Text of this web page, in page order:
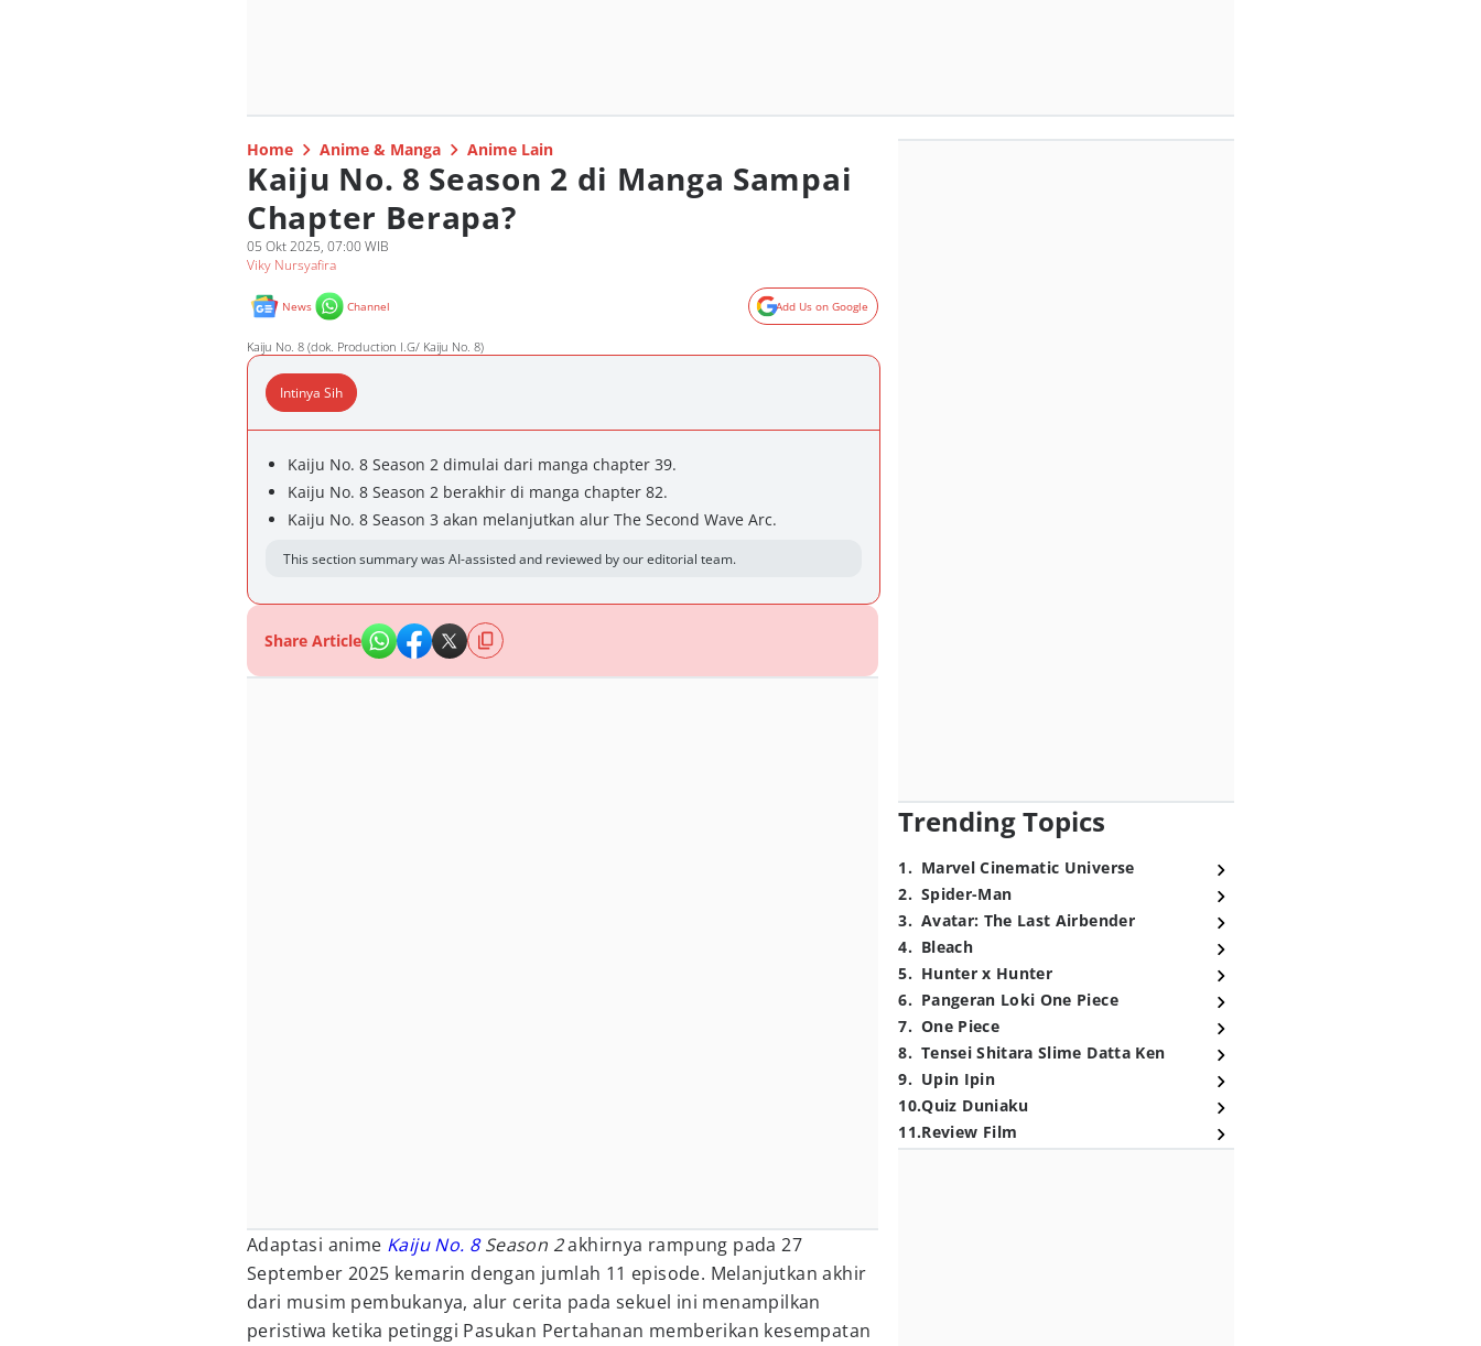
Home Anime & Manga Anime Lain
Kaiju No. 8 Season 2 di Manga Sampai
Chapter Berapa?
05 Okt 2025, 07:00 WIB
Viky Nursyafira
News Channel Add Us on Google
Kaiju No. 8 (dok. Production I.G/ Kaiju No. 8)
Intinya Sih
Kaiju No. 8 Season 2 dimulai dari manga chapter 39.
Kaiju No. 8 Season 2 berakhir di manga chapter 82.
Kaiju No. 8 Season 3 akan melanjutkan alur The Second Wave Arc.
This section summary was AI-assisted and reviewed by our editorial team.
Share Article
Adaptasi anime Kaiju No. 8Season 2akhirnya rampung pada 27
September 2025 kemarin dengan jumlah 11 episode. Melanjutkan akhir
dari musim pembukanya, alur cerita pada sekuel ini menampilkan
peristiwa ketika petinggi Pasukan Pertahanan memberikan kesempatan
Trending Topics
1. Marvel Cinematic Universe
2. Spider-Man
3. Avatar: The Last Airbender
4. Bleach
5. Hunter x Hunter
6. Pangeran Loki One Piece
7. One Piece
8. Tensei Shitara Slime Datta Ken
9. Upin Ipin
10.Quiz Duniaku
11.Review Film